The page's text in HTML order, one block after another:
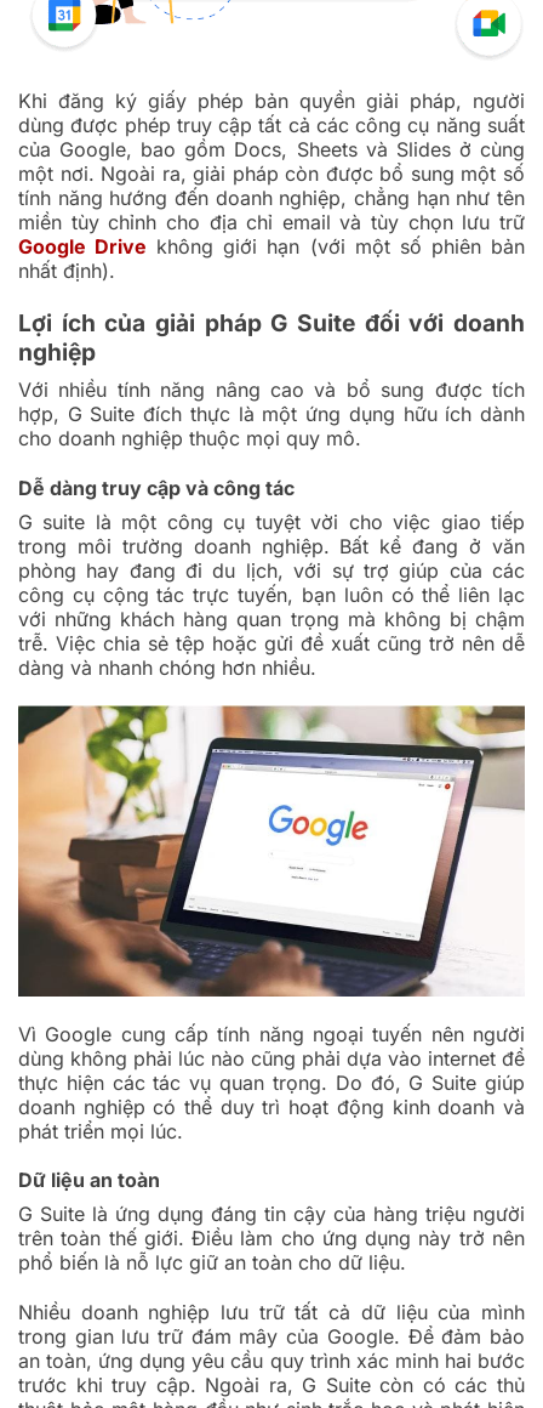
Khi đăng ký giấy phép bản quyền giải pháp, người
dùng được phép truy cập tất cả các công cụ năng suất
của Google, bao gồm Docs, Sheets và Slides ở cùng
một nơi. Ngoài ra, giải pháp còn được bổ sung một số
tính năng hướng đến doanh nghiệp, chẳng hạn như tên
miền tùy chỉnh cho địa chỉ email và tùy chọn lưu trữ
Google Drive không giới hạn (với một số phiên bản
nhất định).
Lợi ích của giải pháp G Suite đối với doanh
nghiệp
Với nhiều tính năng nâng cao và bổ sung được tích
hợp, G Suite đích thực là một ứng dụng hữu ích dành
cho doanh nghiệp thuộc mọi quy mô.
Dễ dàng truy cập và công tác
G suite là một công cụ tuyệt vời cho việc giao tiếp
trong môi trường doanh nghiệp. Bất kể đang ở văn
phòng hay đang đi du lịch, với sự trợ giúp của các
công cụ cộng tác trực tuyến, bạn luôn có thể liên lạc
với những khách hàng quan trọng mà không bị chậm
trễ. Việc chia sẻ tệp hoặc gửi đề xuất cũng trở nên dễ
dàng và nhanh chóng hơn nhiều.
Vì Google cung cấp tính năng ngoại tuyến nên người
dùng không phải lúc nào cũng phải dựa vào internet để
thực hiện các tác vụ quan trọng. Do đó, G Suite giúp
doanh nghiệp có thể duy trì hoạt động kinh doanh và
phát triển mọi lúc.
Dữ liệu an toàn
G Suite là ứng dụng đáng tin cậy của hàng triệu người
trên toàn thế giới. Điều làm cho ứng dụng này trở nên
phổ biến là nỗ lực giữ an toàn cho dữ liệu.
Nhiều doanh nghiệp lưu trữ tất cả dữ liệu của mình
trong gian lưu trữ đám mây của Google. Để đảm bảo
an toàn, ứng dụng yêu cầu quy trình xác minh hai bước
trước khi truy cập. Ngoài ra, G Suite còn có các thủ